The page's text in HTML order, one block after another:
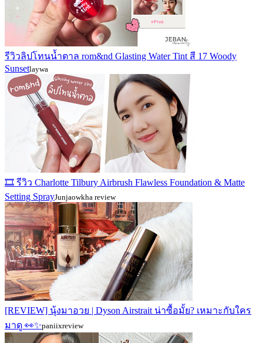
รีวิวลิปโทนน้ำตาล rom&nd Glasting Water Tint สี 17 Woody
Sunsetlaywa
🎞️ รีวิว Charlotte Tilbury Airbrush Flawless Foundation & Matte
Setting SprayJunjaowkha review
[REVIEW] นุ้งมาอวย | Dyson Airstrait น่าซื้อมั้ย? เหมาะกับใคร
มาดู 👀✨paniixreview